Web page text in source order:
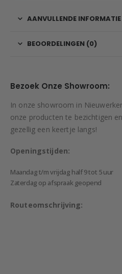
AANVULLENDE INFORMATIE
BEOORDELINGEN (0)
Bezoek Onze Showroom:
In onze showroom in
onze producten te bezichtigen
gezellig een keertje langs!
Openingstijden:
Maandag t/m vrijdag half 9 tot 5 uur
Zaterdag op afspraak geopend
Routeomschrijving: